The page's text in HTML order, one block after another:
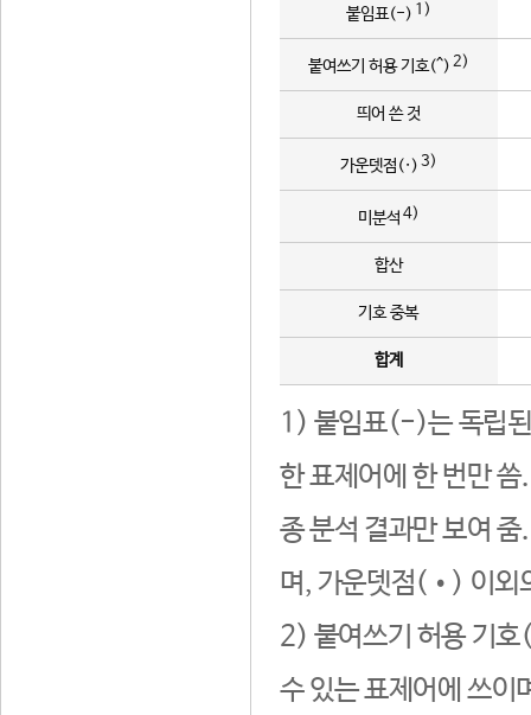
붙임표(-) 1)
붙여쓰기 허용 기호(^) 2)
띄어 쓴 것
가운뎃점(·) 3)
미분석 4)
합산
기호 중복
합계
1) 붙임표(-)는 독립된
한 표제어에 한 번만
종 분석 결과만 보여
며, 가운뎃점(•) 이외
2) 붙여쓰기 허용 기호
수 있는 표제어에 쓰이